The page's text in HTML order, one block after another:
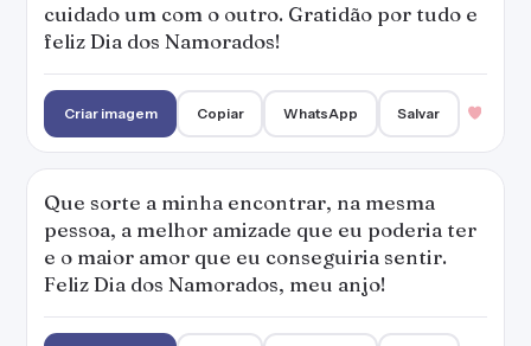
cuidado um com o outro. Gratidão por tudo e
feliz Dia dos Namorados!
Criar imagem Copiar WhatsApp Salvar
Que sorte a minha encontrar, na mesma
pessoa, a melhor amizade que eu poderia ter
e o maior amor que eu conseguiria sentir.
Feliz Dia dos Namorados, meu anjo!